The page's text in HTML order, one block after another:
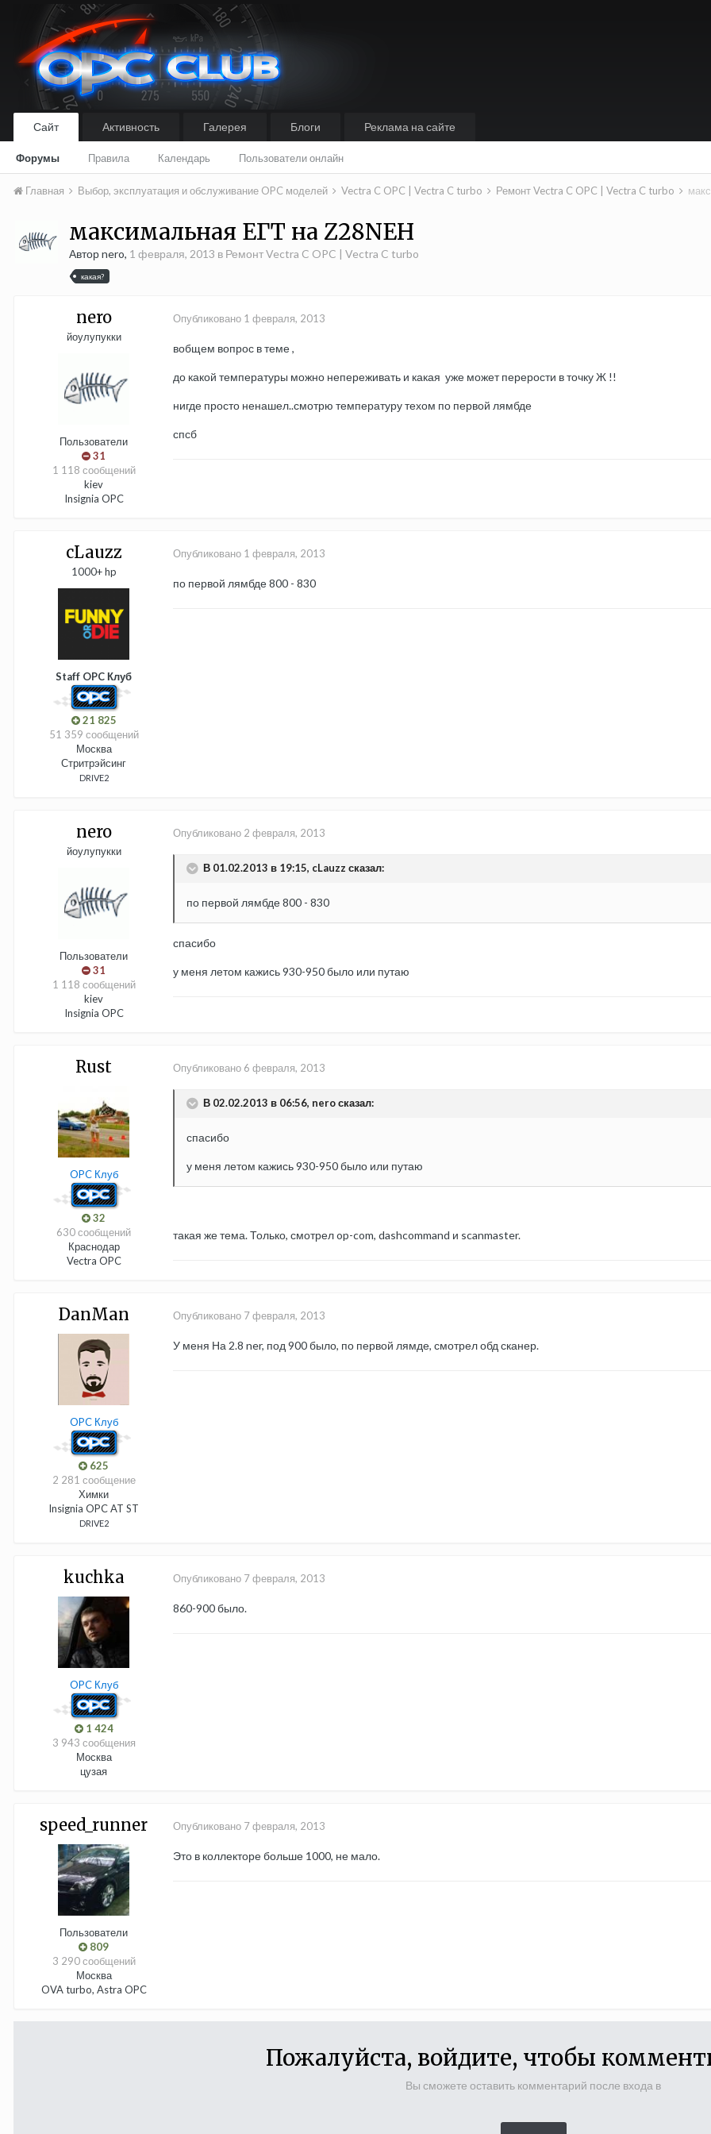
Сайт
Форумы Правила Календарь Пользователи онлайн
Активность Галерея Блоги Реклама на сайте
Главная Выбор, эксплуатация и обслуживание OPC моделей Vectra C OPC | Vectra C turbo Ремонт Vectra C OPC | Vectra C turbo
максимальная ЕГТ на Z28NEH
Автор nero, 1 февраля, 2013 в Ремонт Vectra C OPC | Vectra C turbo
какая?
nero
йоулупукки
Пользователи
31
1 118 сообщений
kiev
Insignia OPC
Опубликовано 1 февраля, 2013
вобщем вопрос в теме ,
до какой температуры можно непереживать и какая уже может перерости в точку Ж !!
нигде просто ненашел..смотрю температуру техом по первой лямбде
спсб
cLauzz
1000+ hp
Staff OPC Клуб
21 825
51 359 сообщений
Москва
Стритрэйсинг
DRIVE2
Опубликовано 1 февраля, 2013
по первой лямбде 800 - 830
nero
йоулупукки
Пользователи
31
1 118 сообщений
kiev
Insignia OPC
Опубликовано 2 февраля, 2013
В 01.02.2013 в 19:15, cLauzz сказал:
по первой лямбде 800 - 830
спасибо
у меня летом кажись 930-950 было или путаю
Rust
OPC Клуб
32
630 сообщений
Краснодар
Vectra OPC
Опубликовано 6 февраля, 2013
В 02.02.2013 в 06:56, nero сказал:
спасибо
у меня летом кажись 930-950 было или путаю
такая же тема. Только, смотрел op-com, dashcommand и scanmaster.
DanMan
OPC Клуб
625
2 281 сообщение
Химки
Insignia OPC AT ST
DRIVE2
Опубликовано 7 февраля, 2013
У меня На 2.8 ner, под 900 было, по первой лямде, смотрел обд сканер.
kuchka
OPC Клуб
1 424
3 943 сообщения
Москва
цузая
Опубликовано 7 февраля, 2013
860-900 было.
speed_runner
Пользователи
809
3 290 сообщений
Москва
OVA turbo, Astra OPC
Опубликовано 7 февраля, 2013
Это в коллекторе больше 1000, не мало.
Пожалуйста, войдите, чтобы
Вы сможете оставить комментарий после входа в